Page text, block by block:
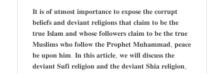
𝐈𝐭 𝐢𝐬 𝐨𝐟 𝐮𝐭𝐦𝐨𝐬𝐭 𝐢𝐦𝐩𝐨𝐫𝐭𝐚𝐧𝐜𝐞 𝐭𝐨 𝐞𝐱𝐩𝐨𝐬𝐞 𝐭𝐡𝐞 𝐜𝐨𝐫𝐫𝐮𝐩𝐭
𝐛𝐞𝐥𝐢𝐞𝐟𝐬 𝐚𝐧𝐝 𝐝𝐞𝐯𝐢𝐚𝐧𝐭 𝐫𝐞𝐥𝐢𝐠𝐢𝐨𝐧𝐬 𝐭𝐡𝐚𝐭 𝐜𝐥𝐚𝐢𝐦 𝐭𝐨 𝐛𝐞 𝐭𝐡𝐞
𝐭𝐫𝐮𝐞 𝐈𝐬𝐥𝐚𝐦 𝐚𝐧𝐝 𝐰𝐡𝐨𝐬𝐞 𝐟𝐨𝐥𝐥𝐨𝐰𝐞𝐫𝐬 𝐜𝐥𝐚𝐢𝐦 𝐭𝐨 𝐛𝐞 𝐭𝐡𝐞 𝐭𝐫𝐮𝐞
𝐌𝐮𝐬𝐥𝐢𝐦𝐬 𝐰𝐡𝐨 𝐟𝐨𝐥𝐥𝐨𝐰 𝐭𝐡𝐞 𝐏𝐫𝐨𝐩𝐡𝐞𝐭 𝐌𝐮𝐡𝐚𝐦𝐦𝐚𝐝, 𝐩𝐞𝐚𝐜𝐞
𝐛𝐞 𝐮𝐩𝐨𝐧 𝐡𝐢𝐦. 𝐈𝐧 𝐭𝐡𝐢𝐬 𝐚𝐫𝐭𝐢𝐜𝐥𝐞, 𝐰𝐞 𝐰𝐢𝐥𝐥 𝐝𝐢𝐬𝐜𝐮𝐬𝐬 𝐭𝐡𝐞
𝐝𝐞𝐯𝐢𝐚𝐧𝐭 𝐒𝐮𝐟𝐢 𝐫𝐞𝐥𝐢𝐠𝐢𝐨𝐧 𝐚𝐧𝐝 𝐭𝐡𝐞 𝐝𝐞𝐯𝐢𝐚𝐧𝐭 𝐒𝐡𝐢𝐚 𝐫𝐞𝐥𝐢𝐠𝐢𝐨𝐧,